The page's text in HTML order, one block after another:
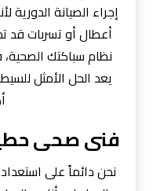
إجراء الصيانة
أعطال أو تسربات
نظام سباكتك
يعد الحل الأمثل
فنى صحى
نحن دائماً على